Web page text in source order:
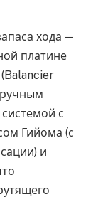
хода —
платине
ручным
с
Гийома (с
и